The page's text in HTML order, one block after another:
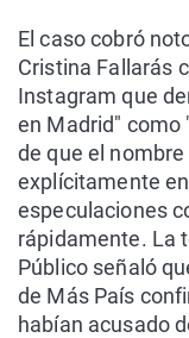
El caso cobró
Cristina Fallarás
Instagram que
en Madrid" como
de que el
explícitamente
especulaciones
rápidamente. La
Público señaló
de Más País
habían acusado